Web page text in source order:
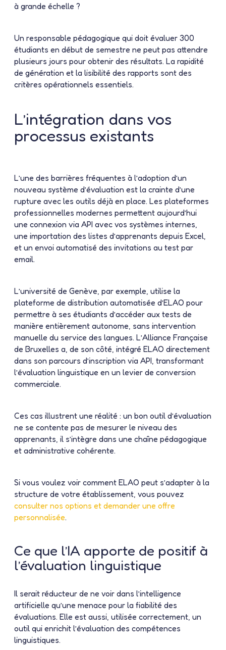
à grande échelle ?
Un responsable pédagogique qui doit évaluer 300
étudiants en début de semestre ne peut pas attendre
plusieurs jours pour obtenir des résultats. La rapidité
de génération et la lisibilité des rapports sont des
critères opérationnels essentiels.
L’intégration dans vos
processus existants
L’une des barrières fréquentes à l’adoption d’un
nouveau système d’évaluation est la crainte d’une
rupture avec les outils déjà en place. Les plateformes
professionnelles modernes permettent aujourd’hui
une connexion via API avec vos systèmes internes,
une importation des listes d’apprenants depuis Excel,
et un envoi automatisé des invitations au test par
email.
L’université de Genève, par exemple, utilise la
plateforme de distribution automatisée d’ELAO pour
permettre à ses étudiants d’accéder aux tests de
manière entièrement autonome, sans intervention
manuelle du service des langues. L’Alliance Française
de Bruxelles a, de son côté, intégré ELAO directement
dans son parcours d’inscription via API, transformant
l’évaluation linguistique en un levier de conversion
commerciale.
Ces cas illustrent une réalité : un bon outil d’évaluation
ne se contente pas de mesurer le niveau des
apprenants, il s’intègre dans une chaîne pédagogique
et administrative cohérente.
Si vous voulez voir comment ELAO peut s’adapter à la
structure de votre établissement, vous pouvez
consulter nos options et demander une offre
personnalisée.
Ce que l’IA apporte de positif à
l’évaluation linguistique
Il serait réducteur de ne voir dans l’intelligence
artificielle qu’une menace pour la fiabilité des
évaluations. Elle est aussi, utilisée correctement, un
outil qui enrichit l’évaluation des compétences
linguistiques.